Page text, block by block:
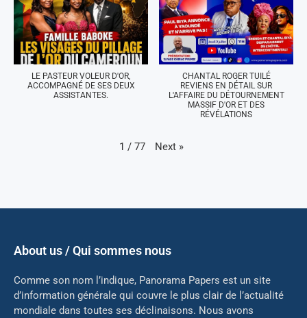
LE PASTEUR VOLEUR D'OR,
ACCOMPAGNÉ DE SES DEUX
ASSISTANTES.
CHANTAL ROGER TUILÉ
REVIENS EN DÉTAIL SUR
L'AFFAIRE DU DÉTOURNEMENT
MASSIF D'OR ET DES
RÉVÉLATIONS
1 / 77 Next »
About us / Qui sommes nous
Comme son nom l’indique, Panorama Papers est un site
d’information générale qui couvre le plus clair de l’actualité
mondiale dans toutes ses déclinaisons. Nous avons